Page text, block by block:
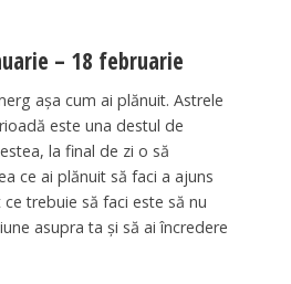
– 18 februarie
așa cum ai plănuit. Astrele
este una destul de
la final de zi o să
ce ai plănuit să faci a ajuns
trebuie să faci este să nu
asupra ta și să ai încredere